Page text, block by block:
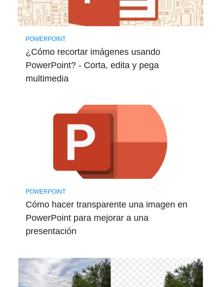
POWERPOINT
¿Cómo recortar imágenes usando
PowerPoint? - Corta, edita y pega
multimedia
POWERPOINT
Cómo hacer transparente una imagen en
PowerPoint para mejorar a una
presentación